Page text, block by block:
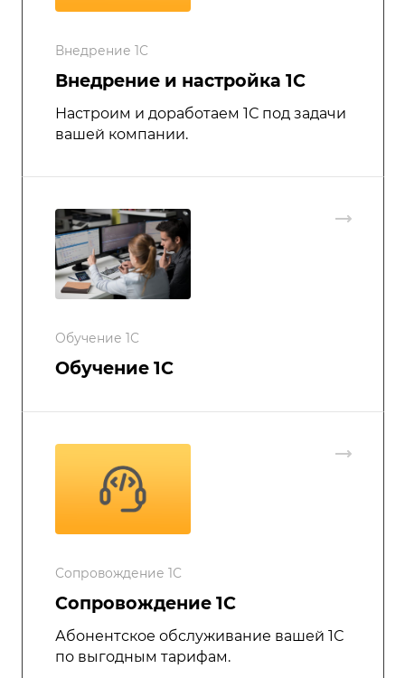
Внедрение 1С
Внедрение и настройка 1C
Настроим и доработаем 1С под задачи
вашей компании.
Обучение 1С
Обучение 1С
Сопровождение 1С
Сопровождение 1С
Абонентское обслуживание вашей 1С
по выгодным тарифам.